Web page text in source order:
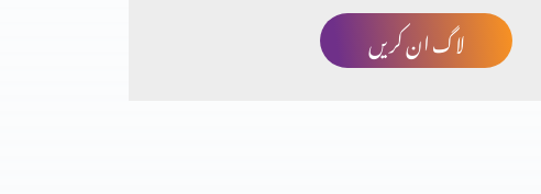
لاگ ان کریں